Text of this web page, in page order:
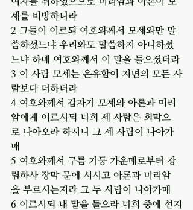
세를 비방하니라
2 그들이 이르되 여호와께서 모세와만 말
씀하셨느냐 우리와도 말씀하지 아니하셨
느냐 하매 여호와께서 이 말을 들으셨더라
3 이 사람 모세는 온유함이 지면의 모든 사
람보다 더하더라
4 여호와께서 갑자기 모세와 아론과 미리
암에게 이르시되 너희 세 사람은 회막으
로 나아오라 하시니 그 세 사람이 나아가
매
5 여호와께서 구름 기둥 가운데로부터 강
림하사 장막 문에 서시고 아론과 미리암
을 부르시는지라 그 두 사람이 나아가매
6 이르시되 내 말을 들으라 너희 중에 선지